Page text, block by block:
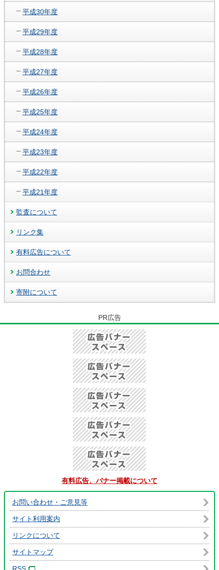
平成30年度
平成29年度
平成28年度
平成27年度
平成26年度
平成25年度
平成24年度
平成23年度
平成22年度
平成21年度
監査について
リンク集
有料広告について
お問合わせ
寄附について
PR広告
有料広告、バナー掲載について
お問い合わせ・ご意見等
サイト利用案内
リンクについて
サイトマップ
RSS